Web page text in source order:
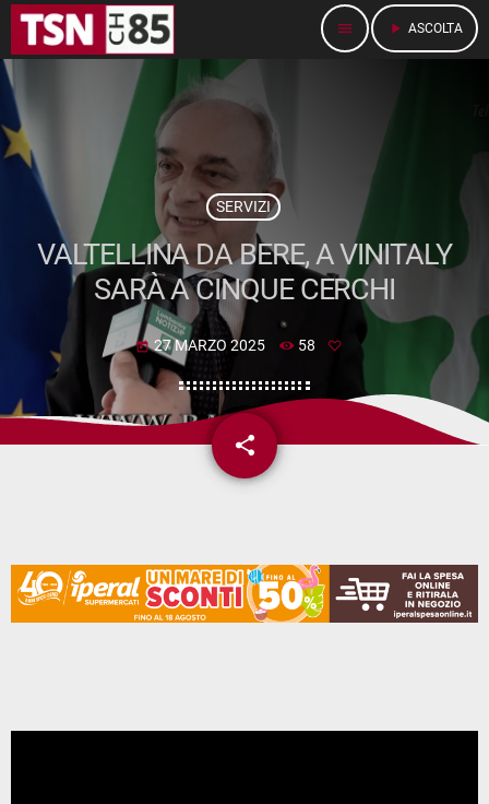
menu play_arrow ASCOLTA
SERVIZI
VALTELLINA DA BERE, A VINITALY
SARÀ A CINQUE CERCHI
today 27 MARZO 2025 58
share
email